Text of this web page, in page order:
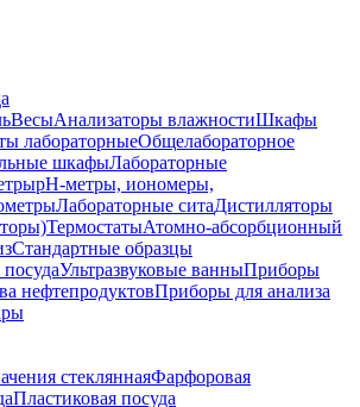
ВесыАнализаторы влажностиШкафы
лабораторныеОбщелабораторное
шкафыЛабораторные
pH-метры, иономеры,
Лабораторные ситаДистилляторы
ТермостатыАтомно-абсорбционный
Стандартные образцы
Ультразвуковые ванныПриборы
нефтепродуктовПриборы для анализа
стекляннаяФарфоровая
Пластиковая посуда